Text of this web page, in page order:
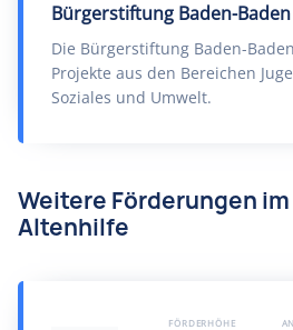
Bürgerstiftung Baden-Baden
Die Bürgerstiftung Baden-
Projekte aus den Bereichen
Soziales und Umwelt.
Weitere Förderungen
Altenhilfe
FÖRDERHÖHE